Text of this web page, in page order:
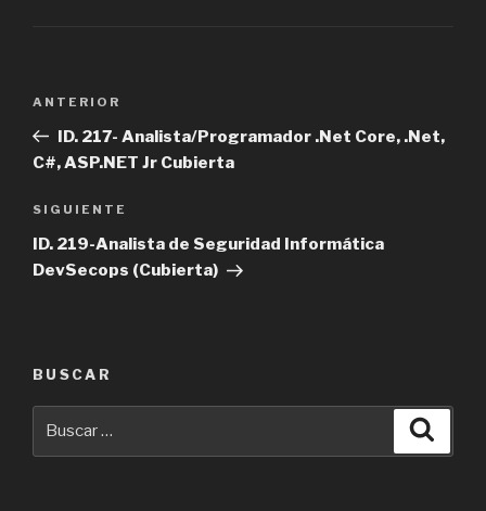
entradas
Entrada
anterior
ANTERIOR
ID. 217- Analista/Programador .Net Core, .Net,
C#, ASP.NET Jr Cubierta
Siguiente
entrada
SIGUIENTE
ID. 219-Analista de Seguridad Informática
DevSecops (Cubierta)
BUSCAR